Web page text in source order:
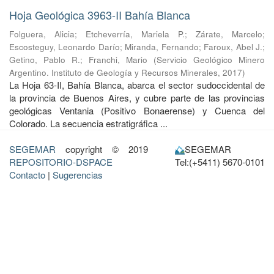
Hoja Geológica 3963-II Bahía Blanca
Folguera, Alicia; Etcheverría, Mariela P.; Zárate, Marcelo;
Escosteguy, Leonardo Darío; Miranda, Fernando; Faroux, Abel J.;
Getino, Pablo R.; Franchi, Mario (Servicio Geológico Minero
Argentino. Instituto de Geología y Recursos Minerales, 2017)
La Hoja 63-II, Bahía Blanca, abarca el sector sudoccidental de
la provincia de Buenos Aires, y cubre parte de las provincias
geológicas Ventania (Positivo Bonaerense) y Cuenca del
Colorado. La secuencia estratigráfica ...
SEGEMAR copyright © 2019
REPOSITORIO-DSPACE
Contacto | Sugerencias
SEGEMAR
Tel:(+5411) 5670-0101